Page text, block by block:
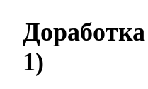
1)